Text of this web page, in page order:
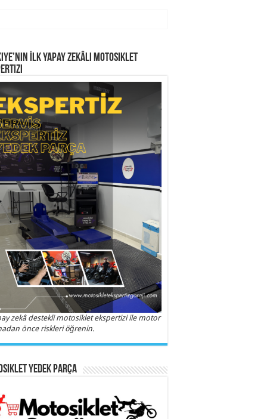
İlk Yapay Zekâlı Motosiklet
zekâ destekli motosiklet ekspertizi ile motor
önce riskleri öğrenin.
Yedek Parça